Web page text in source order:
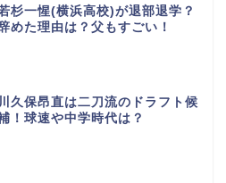
杉一惺(横浜高校)が退部退学？
めた理由は？父もすごい！
川久保昂直は二刀流のドラフト候
！球速や中学時代は？